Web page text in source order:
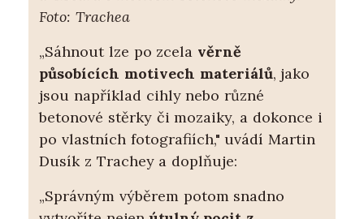
Foto: Trachea
„Sáhnout lze po zcela věrně
působících motivech materiálů, jako
jsou například cihly nebo různé
betonové stěrky či mozaiky, a dokonce i
po vlastních fotografiích," uvádí Martin
Dusík z Trachey a doplňuje:
„Správným výběrem potom snadno